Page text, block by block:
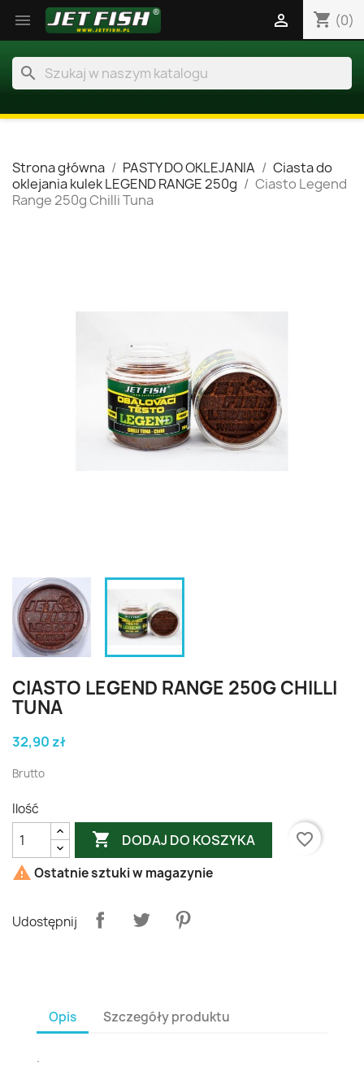
 shopping_cart (0)

search
Strona główna PASTY DO OKLEJANIA
Ciasta do
oklejania kulek LEGEND RANGE 250g
Ciasto Legend
Range 250g Chilli Tuna
CIASTO LEGEND RANGE 250G CHILLI
TUNA
32,90 zł
Brutto
Ilość
 DODAJ DO KOSZYKA
favorite_border
 Ostatnie sztuki w magazynie
Udostępnij
Opis Szczegóły produktu
.